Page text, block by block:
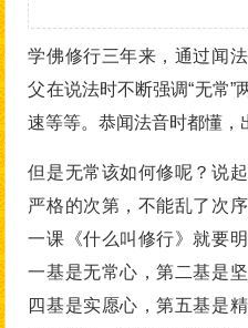
学佛修行三年来，通过闻
父在说法时不断强调“无常”
速等等。恭闻法音时都懂，
但是无常该如何修呢？说
严格的次第，不能乱了次
一课《什么叫修行》就要
一基是无常心，第二基是
四基是实愿心，第五基是